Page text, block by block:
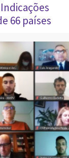
66 países